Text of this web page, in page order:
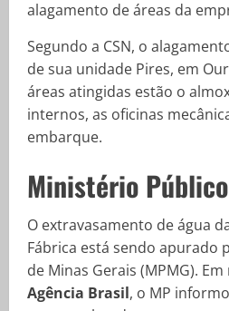
alagamento de áreas da
Segundo a CSN, o
de sua unidade Pires, em
áreas atingidas estão o
internos, as oficinas
embarque.
Ministério Público
O extravasamento de água
Fábrica está sendo apurado
de Minas Gerais (MPMG).
Agência Brasil, o MP